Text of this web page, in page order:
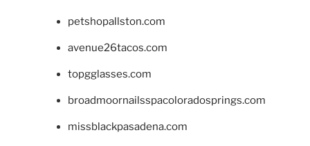
petshopallston.com
avenue26tacos.com
topgglasses.com
broadmoornailsspacoloradosprings.com
missblackpasadena.com